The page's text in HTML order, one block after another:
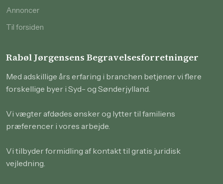
Annoncer
Til forsiden
Rabøl Jørgensens Begravelsesforretninger
Med adskillige års erfaring i branchen betjener vi flere
forskellige byer i Syd- og Sønderjylland.
Vi vægter afdødes ønsker og lytter til familiens
præferencer i vores arbejde.
Vi tilbyder formidling af kontakt til gratis juridisk
vejledning.